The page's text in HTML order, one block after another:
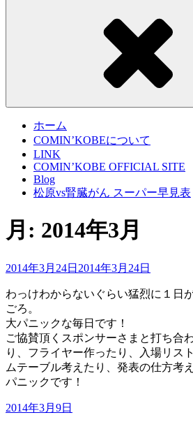
ホーム
COMIN’KOBEについて
LINK
COMIN’KOBE OFFICIAL SITE
Blog
松原vs腎臓がん スーパー早見表
月: 2014年3月
投
日:
2014年3月24日 2014年3月24日
わっけわからないぐらい猛烈に１日
ごろ。
大パニックな毎日です！
ご協賛頂くスポンサーさまと打ち合
り、フライヤー作ったり、入場リス
ムテーブル考えたり、発表の仕方考
パニックです！
投
2014年3月9日